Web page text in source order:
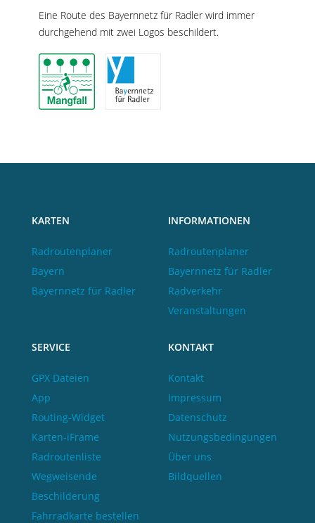
Eine Route des Bayernnetz für Radler wird immer
durchgehend mit zwei Logos beschildert.
KARTEN
Radroutenplaner
Bayern
Bayernnetz für Radler
INFORMATIONEN
Radroutenplaner
Bayernnetz für Radler
Radverkehr
Veranstaltungen
SERVICE
GPX Dateien
App
Routing-Widget
Karten-iFrame
Radroutenliste
Wegweisende
Beschilderung
Fahrradkarte bestellen
KONTAKT
Kontakt
Impressum
Datenschutz
Nutzungsbedingungen
Über uns
Bildquellen